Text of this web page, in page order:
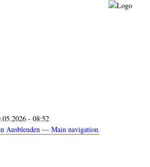
- 08:52
Ausblenden — Main navigation